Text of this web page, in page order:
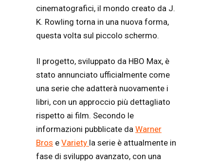
cinematografici, il mondo creato da J.
K. Rowling torna in una nuova forma,
questa volta sul piccolo schermo.
Il progetto, sviluppato da HBO Max, è
stato annunciato ufficialmente come
una serie che adatterà nuovamente i
libri, con un approccio più dettagliato
rispetto ai film. Secondo le
informazioni pubblicate da Warner
Bros e Variety la serie è attualmente in
fase di sviluppo avanzato, con una